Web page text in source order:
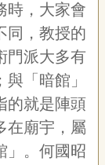
時，大家會
同，教授的
門派大多有
「暗館」
的就是陣頭
在廟宇，屬
」。何國昭